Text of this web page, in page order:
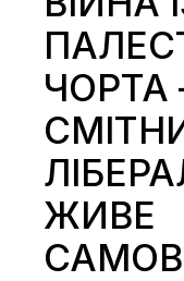
ЧОРТА
ЖИВЕ